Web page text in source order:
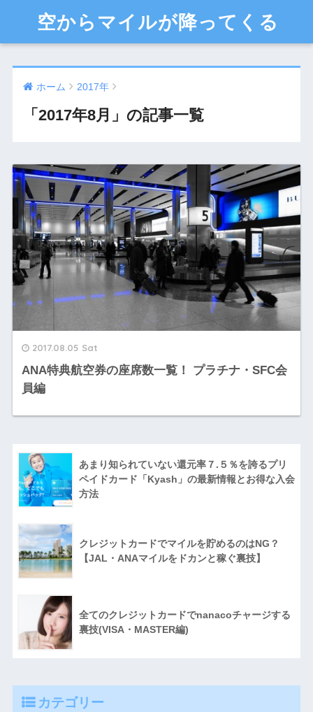
空からマイルが降ってくる
ホーム 2017年
「2017年8月」の記事一覧
2017.08.05 Sat
ANA特典航空券の座席数一覧！ プラチナ・SFC会
員編
あまり知られていない還元率７.５％を誇るプリ
ペイドカード「Kyash」の最新情報とお得な入会
方法
クレジットカードでマイルを貯めるのはNG？
【JAL・ANAマイルをドカンと稼ぐ裏技】
全てのクレジットカードでnanacoチャージする
裏技(VISA・MASTER編)
カテゴリー